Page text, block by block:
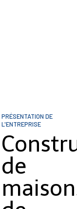
PRÉSENTATION DE
L'ENTREPRISE
de